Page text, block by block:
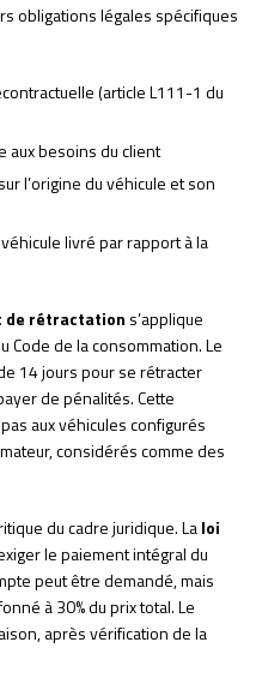
obligations légales spécifiques
(article L111-1 du
aux besoins du client
sur l’origine du véhicule et son
livré par rapport à la
de rétractation s’applique
Code de la consommation. Le
14 jours pour se rétracter
de pénalités. Cette
aux véhicules configurés
considérés comme des
du cadre juridique. Laloi
le paiement intégral du
peut être demandé, mais
à 30% du prix total. Le
après vérification de la